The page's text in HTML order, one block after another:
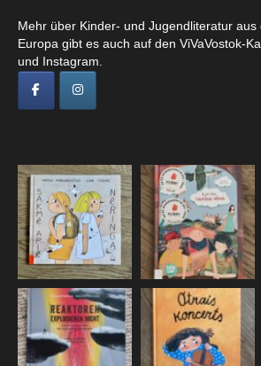
Mehr über Kinder- und Jugendliteratur aus
Europa gibt es auch auf den ViVaVostok-
und Instagram.